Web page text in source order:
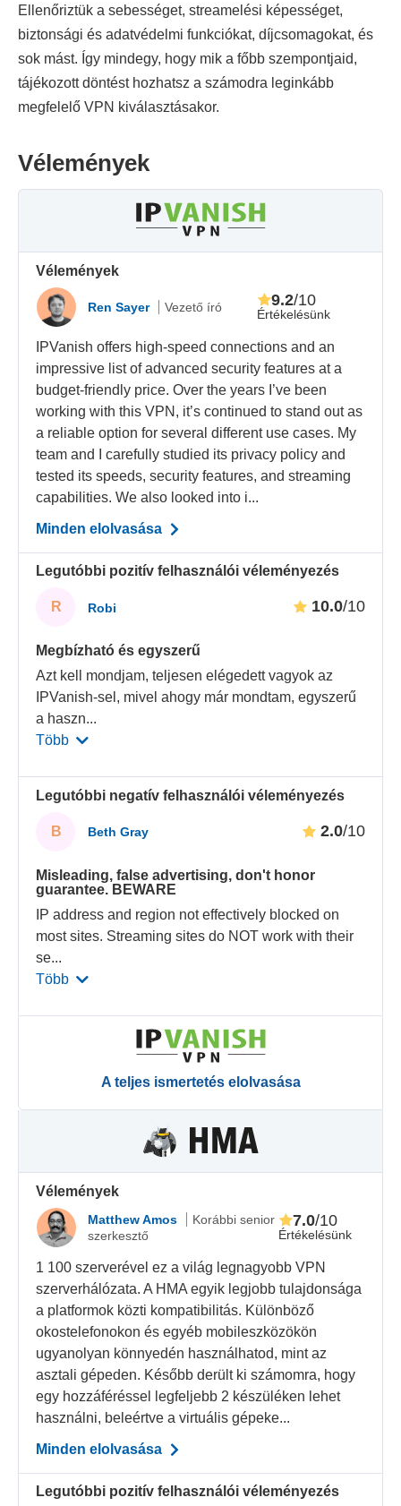
Ellenőriztük a sebességet, streamelési képességet,
biztonsági és adatvédelmi funkciókat, díjcsomagokat, és
sok mást. Így mindegy, hogy mik a főbb szempontjaid,
tájékozott döntést hozhatsz a számodra leginkább
megfelelő VPN kiválasztásakor.
Vélemények
Vélemények
Ren Sayer Vezető író Értékelésünk
9.2/10
IPVanish offers high-speed connections and an
impressive list of advanced security features at a
budget-friendly price. Over the years I’ve been
working with this VPN, it’s continued to stand out as
a reliable option for several different use cases. My
team and I carefully studied its privacy policy and
tested its speeds, security features, and streaming
capabilities. We also looked into i...
Minden elolvasása
Legutóbbi pozitív felhasználói véleményezés
R Robi 10.0/10
Megbízható és egyszerű
Azt kell mondjam, teljesen elégedett vagyok az
IPVanish-sel, mivel ahogy már mondtam, egyszerű
a haszn...
Több
Legutóbbi negatív felhasználói véleményezés
B Beth Gray 2.0/10
Misleading, false advertising, don't honor
guarantee. BEWARE
IP address and region not effectively blocked on
most sites. Streaming sites do NOT work with their
se...
Több
A teljes ismertetés elolvasása
Vélemények
Matthew Amos
Korábbi senior
szerkesztő
Értékelésünk
7.0/10
1 100 szerverével ez a világ legnagyobb VPN
szerverhálózata. A HMA egyik legjobb tulajdonsága
a platformok közti kompatibilitás. Különböző
okostelefonokon és egyéb mobileszközökön
ugyanolyan könnyedén használhatod, mint az
asztali gépeden. Később derült ki számomra, hogy
egy hozzáféréssel legfeljebb 2 készüléken lehet
használni, beleértve a virtuális gépeke...
Minden elolvasása
Legutóbbi pozitív felhasználói véleményezés